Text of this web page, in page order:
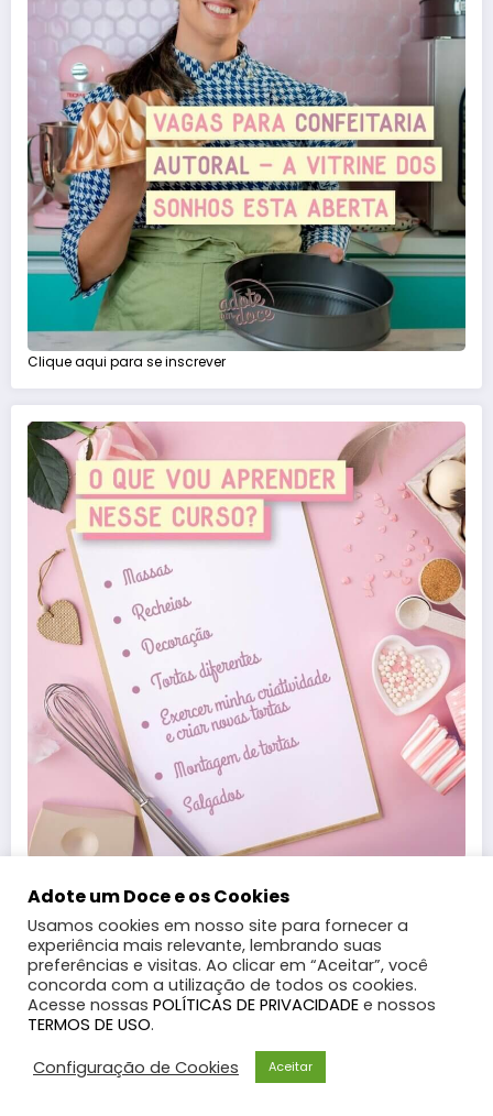
Clique aqui para se inscrever
Adote um Doce e os Cookies
Usamos cookies em nosso site para fornecer a
experiência mais relevante, lembrando suas
preferências e visitas. Ao clicar em “Aceitar”, você
concorda com a utilização de todos os cookies.
Acesse nossas POLÍTICAS DE PRIVACIDADE e nossos
TERMOS DE USO.
Configuração de Cookies
Aceitar